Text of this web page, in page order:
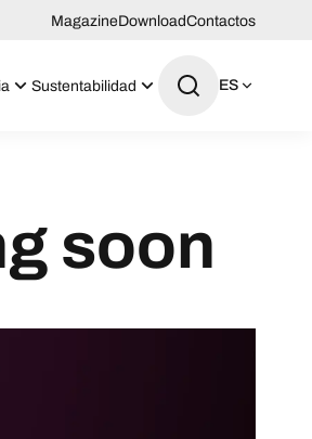
MagazineDownloadContactos
Sustentabilidad ES
soon